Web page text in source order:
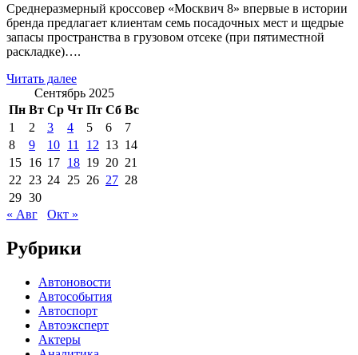
Среднеразмерный кроссовер «Москвич 8» впервые в истории
бренда предлагает клиентам семь посадочных мест и щедрые
запасы пространства в грузовом отсеке (при пятиместной
раскладке)….
Читать далее
Сентябрь 2025
Пн Вт Ср Чт Пт Сб Вс
1
2 3 4 5 6
7
8
9 10 11 12 13 14
15 16 17 18 19 20 21
22
23 24 25 26 27 28
29 30
« Авг
Окт »
Рубрики
Автоновости
Автособытия
Автоспорт
Автоэксперт
Актеры